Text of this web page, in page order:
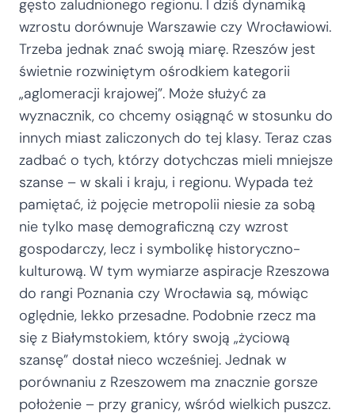
gęsto zaludnionego regionu. I dziś dynamiką
wzrostu dorównuje Warszawie czy Wrocławiowi.
Trzeba jednak znać swoją miarę. Rzeszów jest
świetnie rozwiniętym ośrodkiem kategorii
„aglomeracji krajowej”. Może służyć za
wyznacznik, co chcemy osiągnąć w stosunku do
innych miast zaliczonych do tej klasy. Teraz czas
zadbać o tych, którzy dotychczas mieli mniejsze
szanse – w skali i kraju, i regionu. Wypada też
pamiętać, iż pojęcie metropolii niesie za sobą
nie tylko masę demograficzną czy wzrost
gospodarczy, lecz i symbolikę historyczno-
kulturową. W tym wymiarze aspiracje Rzeszowa
do rangi Poznania czy Wrocławia są, mówiąc
oględnie, lekko przesadne. Podobnie rzecz ma
się z Białymstokiem, który swoją „życiową
szansę” dostał nieco wcześniej. Jednak w
porównaniu z Rzeszowem ma znacznie gorsze
położenie – przy granicy, wśród wielkich puszcz.